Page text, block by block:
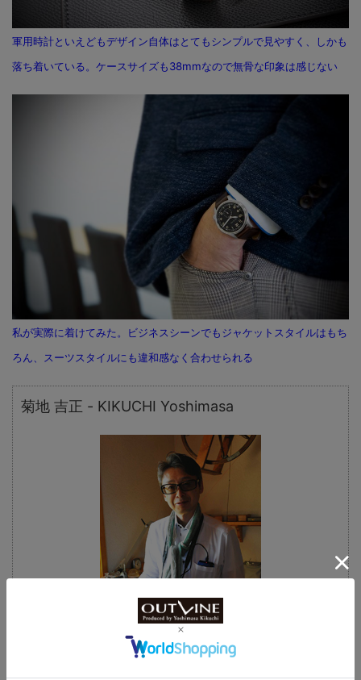
軍用時計といえどもデザイン自体はとてもシンプルで見やすく、しかも
落ち着いている。ケースサイズも38mmなので無骨な印象は感じない
私が実際に着けてみた。ビジネスシーンでもジャケットスタイルはもち
ろん、スーツスタイルにも違和感なく合わせられる
菊地 吉正 - KIKUCHI Yoshimasa